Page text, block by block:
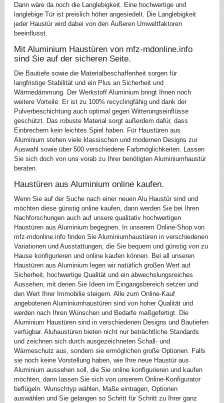
Dann wäre da noch die Langlebigkeit. Eine hochwertige und
langlebige Tür ist preislich höher angesiedelt. Die Langlebigkeit
jeder Haustür wird dabei von den Äußeren Umweltfaktoren
beeinflusst.
Mit Aluminium Haustüren von mfz-mdonline.info
sind Sie auf der sicheren Seite.
Die Bautiefe sowie die Materialbeschaffenheit sorgen für
langfristige Stabilität und ein Plus an Sicherheit und
Wärmedämmung. Der Werkstoff Aluminium bringt Ihnen noch
weitere Vorteile: Er ist zu 100% recyclingfähig und dank der
Pulverbeschichtung auch optimal gegen Witterungseinflüsse
geschützt. Das robuste Material sorgt außerdem dafür, dass
Einbrechern kein leichtes Spiel haben. Für Haustüren aus
Aluminium stehen viele klassischen und modernen Designs zur
Auswahl sowie über 500 verschiedene Farbmöglichkeiten. Lassen
Sie sich doch von uns vorab zu Ihrer benötigten Aluminiumhaustür
beraten.
Haustüren aus Aluminium online kaufen.
Wenn Sie auf der Suche nach einer neuen Alu Haustür sind und
möchten diese günstig online kaufen, dann werden Sie bei Ihren
Nachforschungen auch auf unsere qualitativ hochwertigen
Haustüren aus Aluminium begegnen. In unserem Online-Shop von
mfz-mdonline.info finden Sie Aluminiumhaustüren in verschiedenen
Variationen und Ausstattungen, die Sie bequem und günstig von zu
Hause konfigurieren und online kaufen können. Bei all unseren
Haustüren aus Aluminium legen wir natürlich großen Wert auf
Sicherheit, hochwertige Qualität und ein abwechslungsreiches
Aussehen, mit denen Sie Ideen im Eingangsbereich setzen und
den Wert Ihrer Immobilie steigern. Alle zum Online-Kauf
angebotenen Aluminiumhaustüren sind von hoher Qualität und
werden nach Ihren Wünschen und Bedarfe maßgefertigt. Die
Aluminium Haustüren sind in verschiedenen Designs und Bautiefen
verfügbar. Aluhaustüren bieten nicht nur beträchtliche Standards
und zeichnen sich durch ausgezeichneten Schall- und
Wärmeschutz aus, sondern sie ermöglichen große Optionen. Falls
sie noch keine Vorstellung haben, wie Ihre neue Haustür aus
Aluminium aussehen soll, die Sie online konfigurieren und kaufen
möchten, dann lassen Sie sich von unserem Online-Konfigurator
beflügeln. Wunschtyp wählen, Maße eintragen, Optionen
auswählen und Sie gelangen so Schritt für Schritt zu Ihrer ganz